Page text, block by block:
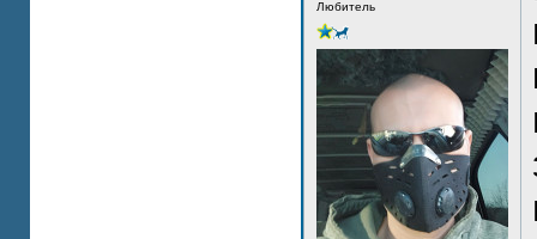
Любитель